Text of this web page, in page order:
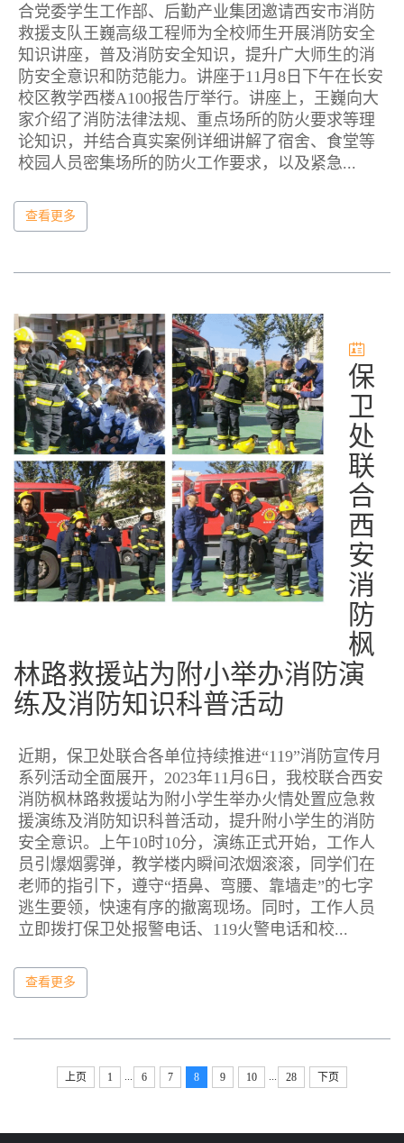
合党委学生工作部、后勤产业集团邀请西安市消防
救援支队王巍高级工程师为全校师生开展消防安全
知识讲座，普及消防安全知识，提升广大师生的消
防安全意识和防范能力。讲座于11月8日下午在长安
校区教学西楼A100报告厅举行。讲座上，王巍向大
家介绍了消防法律法规、重点场所的防火要求等理
论知识，并结合真实案例详细讲解了宿舍、食堂等
校园人员密集场所的防火工作要求，以及紧急...
查看更多
保
卫
处
联
合
西
安
消
防
枫
林路救援站为附小举办消防演
练及消防知识科普活动
近期，保卫处联合各单位持续推进“119”消防宣传月
系列活动全面展开，2023年11月6日，我校联合西安
消防枫林路救援站为附小学生举办火情处置应急救
援演练及消防知识科普活动，提升附小学生的消防
安全意识。上午10时10分，演练正式开始，工作人
员引爆烟雾弹，教学楼内瞬间浓烟滚滚，同学们在
老师的指引下，遵守“捂鼻、弯腰、靠墙走”的七字
逃生要领，快速有序的撤离现场。同时，工作人员
立即拨打保卫处报警电话、119火警电话和校...
查看更多
上页 1 6 7 8 9 10 28 下页